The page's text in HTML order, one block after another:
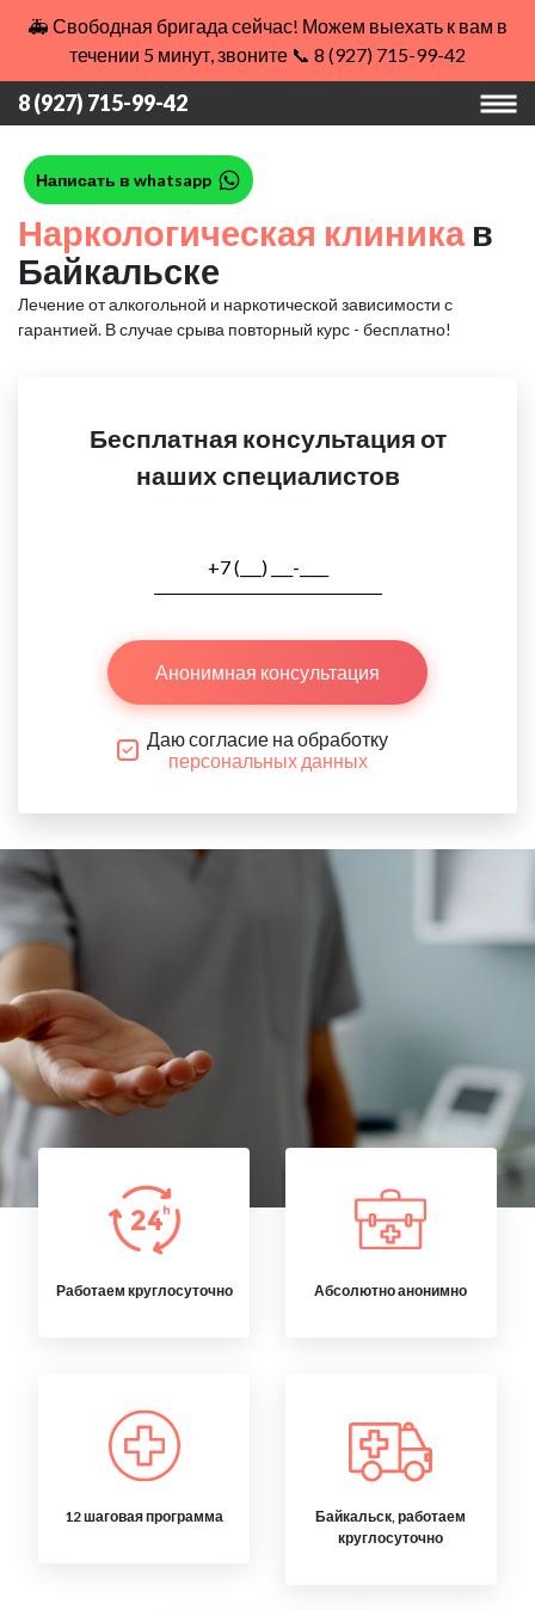
🚑 Свободная бригада сейчас! Можем выехать к вам в
течении 5 минут, звоните 📞 8 (927) 715-99-42
8 (927) 715-99-42
Написать в whatsapp
Наркологическая клиникав
Байкальске
Лечение от алкогольной и наркотической зависимости с
гарантией. В случае срыва повторный курс - бесплатно!
Бесплатная консультация от
наших специалистов
Анонимная консультация
Даю согласие на обработку
персональных данных
Работаем круглосуточно Абсолютно анонимно
12 шаговая программа
Байкальск, работаем
круглосуточно